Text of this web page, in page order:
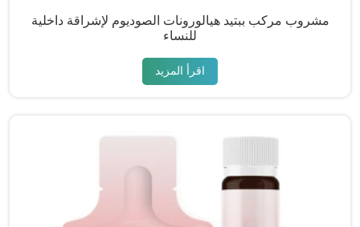
مشروب مركب ببتيد هيالورونات الصوديوم لإشراقة داخلية
للنساء
اقرأ المزيد